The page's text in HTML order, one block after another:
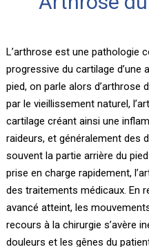
L’arthrose est une pathologie
progressive du cartilage d’une
pied, on parle alors d’arthrose
par le vieillissement naturel,
cartilage créant ainsi une
raideurs, et généralement des
souvent la partie arrière du
prise en charge rapidement,
des traitements médicaux. En
avancé atteint, les
recours à la chirurgie s’avère
douleurs et les gênes du